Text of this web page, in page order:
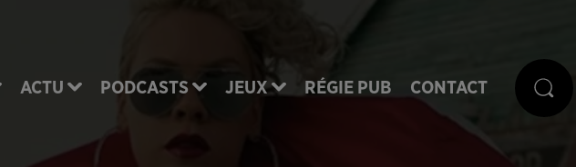
ACTU PODCASTS JEUX RÉGIE PUB CONTACT